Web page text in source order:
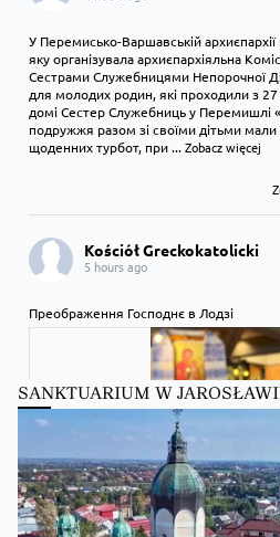
У Перемисько-Варшавській
яку організувала архиєпархіяльна
Сестрами Служебницями Непорочної
для молодих родин, які проходили з
домі Сестер Служебниць у Перемишлі
подружжя разом зі своїми дітьми
щоденних турбот, при...Zobacz więcej
Kościół Greckokatolicki
5 hours ago
Преображення Господнє в Лодзі
SANKTUARIUM W